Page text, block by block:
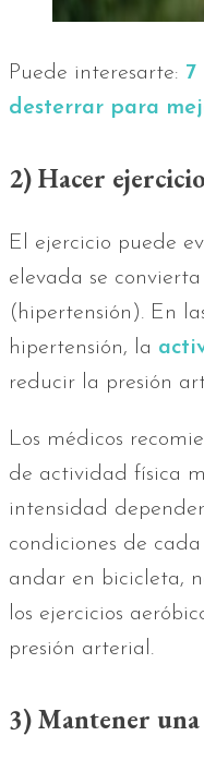
Puede interesarte: 7
desterrar para
2) Hacer
El ejercicio puede
elevada se
(hipertensión). En
hipertensión, la
reducir la presión
Los médicos
de actividad física
intensidad
condiciones de
andar en bicicleta,
los ejercicios
presión arterial.
3) Mantener